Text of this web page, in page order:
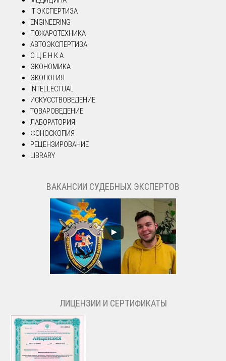
IT ЭКСПЕРТИЗА
ENGINEERING
ПОЖАРОТЕХНИКА
АВТОЭКСПЕРТИЗА
О Ц Е Н К А
ЭКОНОМИКА
ЭКОЛОГИЯ
INTELLECTUAL
ИСКУССТВОВЕДЕНИЕ
ТОВАРОВЕДЕНИЕ
ЛАБОРАТОРИЯ
ФОНОСКОПИЯ
РЕЦЕНЗИРОВАНИЕ
LIBRARY
ВАКАНСИИ СУДЕБНЫХ ЭКСПЕРТОВ
ЛИЦЕНЗИИ И СЕРТИФИКАТЫ